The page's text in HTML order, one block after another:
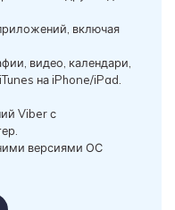
включая
видео, календари,
на iPhone/iPad.
Viber с
версиями ОС